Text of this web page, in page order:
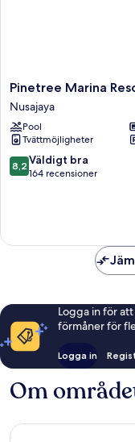
Pinetree
Marina
Resort
Nusajaya
Pinetree Marina
Nusajaya
Pool
Tvättmöjligheter
8.2
av
8,2 Väldigt bra
164 recensioner
Logga in för
förmåner för
Logga in
Om